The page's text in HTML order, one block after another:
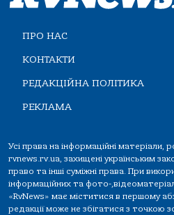
ПРО НАС
КОНТАКТИ
РЕДАКЦІЙНА ПОЛІТИКА
РЕКЛАМА
Усі права на інформаційні матеріали,
rvnews.rv.ua, захищені українським
право та інші суміжні права. При
інформаційних та фото-
«RvNews» має міститися в першому
редакції може не збігатися з точкою